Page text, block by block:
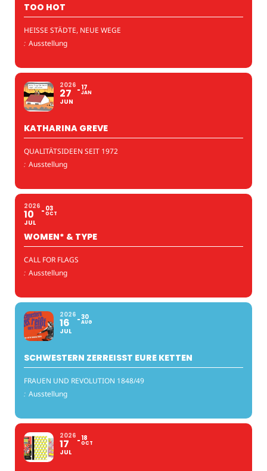
TOO HOT
HEISSE STÄDTE, NEUE WEGE
: Ausstellung
2026
27
JUN
17
JAN
KATHARINA GREVE
QUALITÄTSIDEEN SEIT 1972
: Ausstellung
2026
10
JUL
03
OCT
WOMEN* & TYPE
CALL FOR FLAGS
: Ausstellung
2026
16
JUL
30
AUG
SCHWESTERN ZERREISST EURE KETTEN
FRAUEN UND REVOLUTION 1848/49
: Ausstellung
2026
17
JUL
18
OCT